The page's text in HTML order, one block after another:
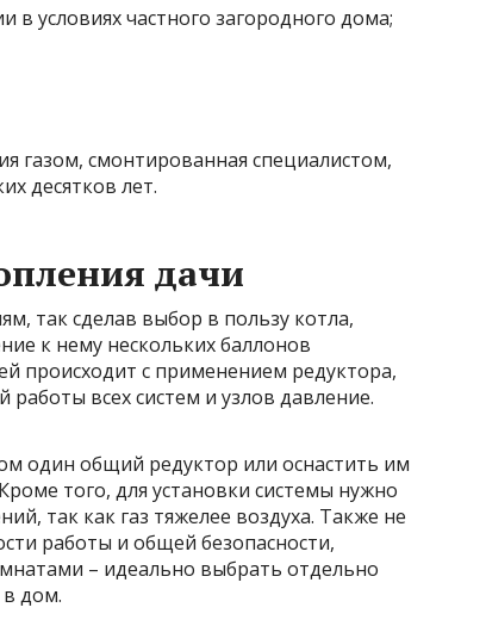
в условиях частного загородного дома;
газом, смонтированная специалистом,
десятков лет.
дачи
так сделав выбор в пользу котла,
к нему нескольких баллонов
происходит с применением редуктора,
всех систем и узлов давление.
один общий редуктор или оснастить им
того, для установки системы нужно
так как газ тяжелее воздуха. Также не
работы и общей безопасности,
– идеально выбрать отдельно
дом.